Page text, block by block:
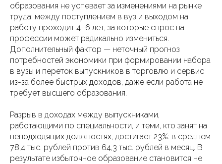
образования не успевает за изменениями на рынке
труда: между поступлением в вуз и выходом на
работу проходит 4–6 лет, за которые спрос на
профессии может радикально измениться.
Дополнительный фактор — неточный прогноз
потребностей экономики при формировании набора
в вузы и переток выпускников в торговлю и сервис
из-за более быстрых доходов, даже если работа не
требует высшего образования.
Разрыв в доходах между выпускниками,
работающими по специальности, и теми, кто занят на
неподходящих должностях, достигает 23%: в среднем
78,4 тыс. рублей против 64,3 тыс. рублей в месяц. В
результате избыточное образование становится не